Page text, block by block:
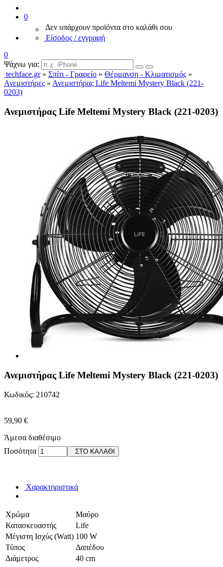
0
Δεν υπάρχουν προϊόντα στο καλάθι σου
Είσοδος / εγγραφή
0
Ψάχνω για:
techface.gr» Σπίτι - Γραφείο » Θέρμανση - Κλιματισμός »
Ανεμιστήρες » Ανεμιστήρας Life Meltemi Mystery Black (221-
0203)
Ανεμιστήρας Life Meltemi Mystery Black (221-0203)
Ανεμιστήρας Life Meltemi Mystery Black (221-0203)
Κωδικός: 210742
59,90 €
Άμεσα διαθέσιμο
Ποσότητα
ΣΤΟ ΚΑΛΑΘΙ
Χαρακτηριστικά
Χρώμα
Μαύρο
Κατασκευαστής
Life
Μέγιστη Ισχύς (Watt) 100 W
Τύπος
Δαπέδου
Διάμετρος
40 cm